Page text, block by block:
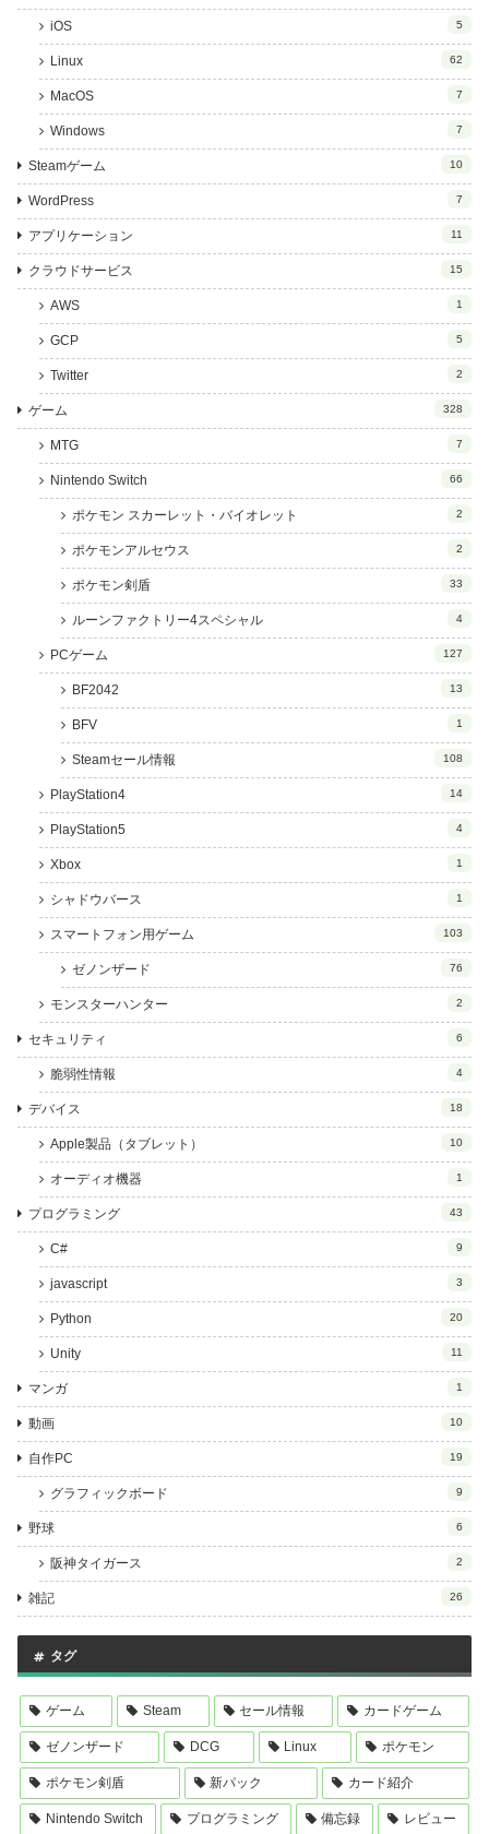
iOS 5
Linux 62
MacOS 7
Windows 7
Steamゲーム 10
WordPress 7
アプリケーション 11
クラウドサービス 15
AWS 1
GCP 5
Twitter 2
ゲーム 328
MTG 7
Nintendo Switch 66
ポケモン スカーレット・バイオレット 2
ポケモンアルセウス 2
ポケモン剣盾 33
ルーンファクトリー4スペシャル 4
PCゲーム 127
BF2042 13
BFV 1
Steamセール情報 108
PlayStation4 14
PlayStation5 4
Xbox 1
シャドウバース 1
スマートフォン用ゲーム 103
ゼノンザード 76
モンスターハンター 2
セキュリティ 6
脆弱性情報 4
デバイス 18
Apple製品（タブレット） 10
オーディオ機器 1
プログラミング 43
C# 9
javascript 3
Python 20
Unity 11
マンガ 1
動画 10
自作PC 19
グラフィックボード 9
野球 6
阪神タイガース 2
雑記 26
タグ
ゲーム Steam セール情報 カードゲーム
ゼノンザード DCG Linux ポケモン
ポケモン剣盾 新パック カード紹介
Nintendo Switch プログラミング 備忘録 レビュー